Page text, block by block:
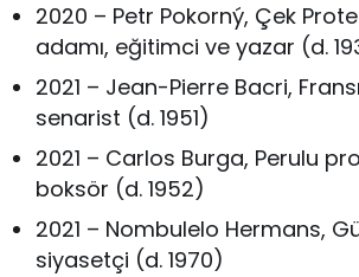
2020 – Petr Pokorný, Çek
adamı, eğitimci ve yazar (d.
2021 – Jean-Pierre Bacri,
senarist (d. 1951)
2021 – Carlos Burga, Perulu
boksör (d. 1952)
2021 – Nombulelo Hermans,
siyasetçi (d. 1970)